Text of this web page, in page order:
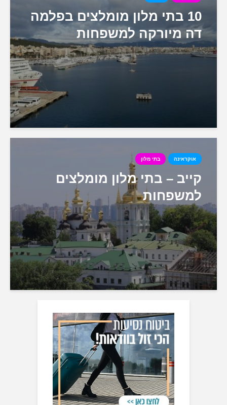
10 בתי מלון מומלצים בפלמה
דה מיורקה למשפחות
אוקראינה בתי מלון
קייב – בתי מלון מומלצים
למשפחות